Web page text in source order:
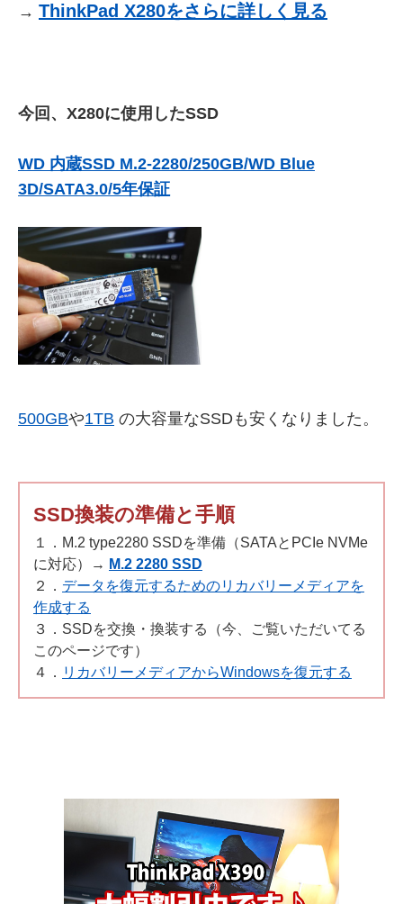
→ ThinkPad X280をさらに詳しく見る
今回、X280に使用したSSD
WD 内蔵SSD M.2-2280/250GB/WD Blue
3D/SATA3.0/5年保証
500GBや1TB の大容量なSSDも安くなりました。
SSD換装の準備と手順
１．M.2 type2280 SSDを準備（SATAとPCIe NVMe
に対応）→ M.2 2280 SSD
２． データを復元するためのリカバリーメディアを
作成する
３．SSDを交換・換装する（今、ご覧いただいてる
このページです）
４． リカバリーメディアからWindowsを復元する